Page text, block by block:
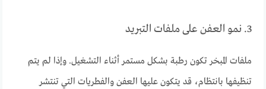
3. نمو العفن على ملفات التبريد
ملفات المبخر تكون رطبة بشكل مستمر أثناء التشغيل. وإذا لم يتم
تنظيفها بانتظام، قد يتكون عليها العفن والفطريات التي تنتشر